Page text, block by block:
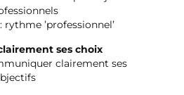
rythme ’professionnel’
ses choix
clairement ses